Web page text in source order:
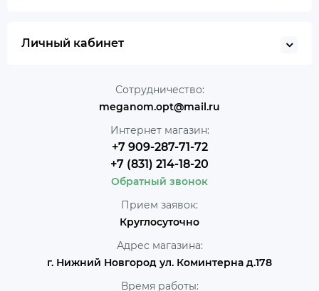
Личный кабинет
Сотрудничество:
meganom.opt@mail.ru
Интернет магазин:
+7 909-287-71-72
+7 (831) 214-18-20
Обратный звонок
Прием заявок:
Круглосуточно
Адрес магазина:
г. Нижний Новгород ул. Коминтерна д.178
Время работы: